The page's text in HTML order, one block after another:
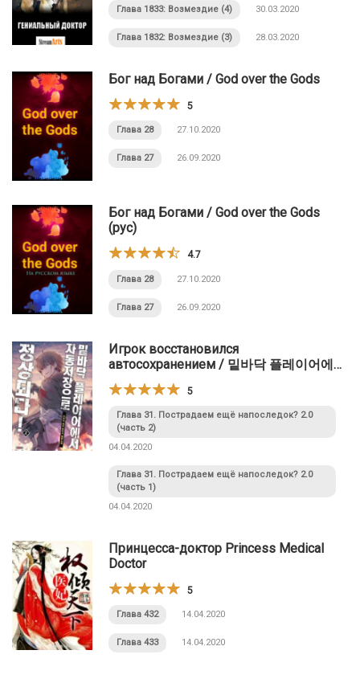
Глава 1833: Возмездие (4) 30.03.2020
Глава 1832: Возмездие (3) 28.03.2020
Бог над Богами / God over the Gods
5
Глава 28 27.10.2020
Глава 27 26.09.2020
Бог над Богами / God over the Gods
(рус)
4.7
Глава 28 27.10.2020
Глава 27 26.09.2020
Игрок восстановился
автосохранением / 밑바닥 플레이어에서
5
Глава 31. Пострадаем ещё напоследок? 2.0
(часть 2)
04.04.2020
Глава 31. Пострадаем ещё напоследок? 2.0
(часть 1)
04.04.2020
Принцесса-доктор Princess Medical
Doctor
5
Глава 432 14.04.2020
Глава 433 14.04.2020